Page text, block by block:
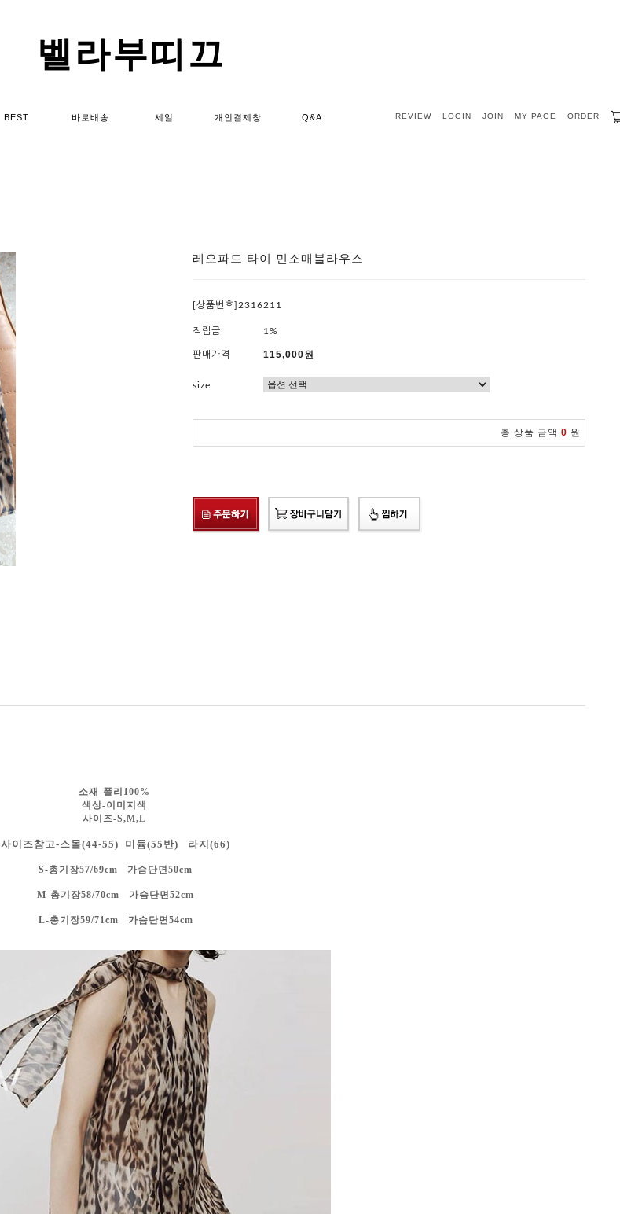
벨라부띠끄
REVIEW LOGIN JOIN MY PAGE ORDER
BEST 바로배송 세일 개인결제창 Q&A
레오파드 타이 민소매블라우스
[상품번호]2316211
적립금 1%
판매가격 115,000원
size
총 상품 금액 0 원
소재-폴리100%
색상-이미지색
사이즈-S,M,L
사이즈참고-스몰(44-55) 미듐(55반) 라지(66)
S-총기장57/69cm 가슴단면50cm
M-총기장58/70cm 가슴단면52cm
L-총기장59/71cm 가슴단면54cm